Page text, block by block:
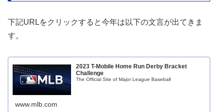
下記URLをクリックすると今年は以下の文言が出てきま
す。
2023 T-Mobile Home Run Derby Bracket
Challenge
The Official Site of Major League Baseball
www.mlb.com